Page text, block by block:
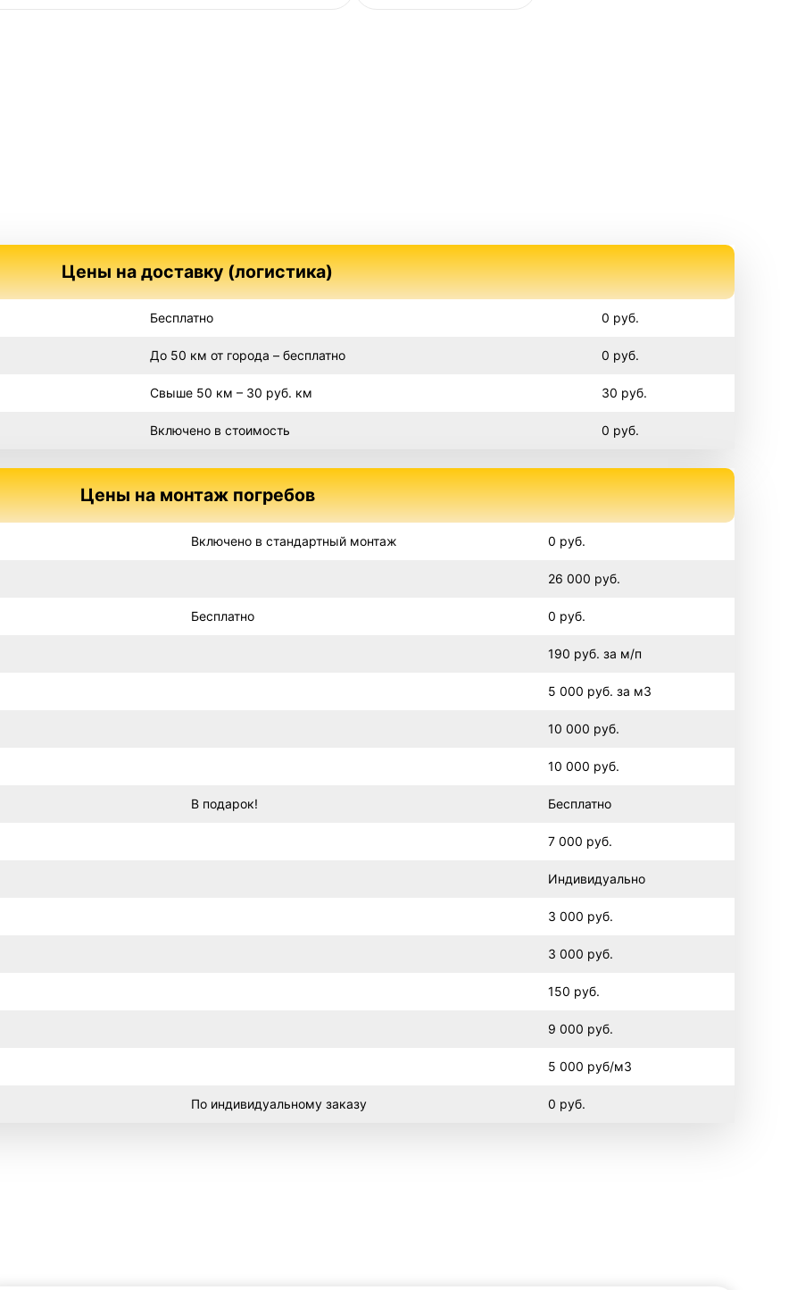
Цены на доставку (логистика)
Бесплатно 0 руб.
До 50 км от города – бесплатно 0 руб.
Свыше 50 км – 30 руб. км 30 руб.
Включено в стоимость 0 руб.
Цены на монтаж погребов
Включено в стандартный монтаж 0 руб.
26 000 руб.
Бесплатно 0 руб.
190 руб. за м/п
5 000 руб. за м3
10 000 руб.
10 000 руб.
В подарок! Бесплатно
7 000 руб.
Индивидуально
3 000 руб.
3 000 руб.
150 руб.
9 000 руб.
5 000 руб/м3
По индивидуальному заказу 0 руб.